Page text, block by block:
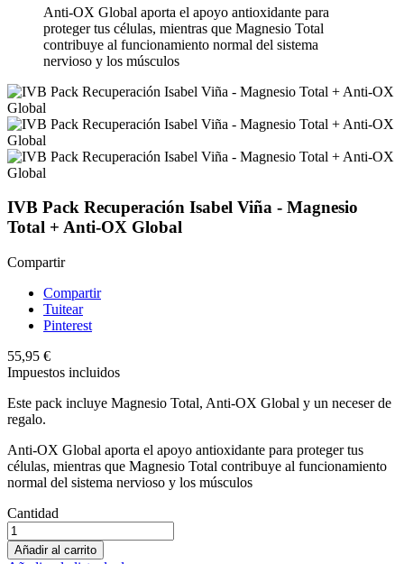
Anti-OX Global aporta el apoyo antioxidante para
proteger tus células, mientras que Magnesio Total
contribuye al funcionamiento normal del sistema
nervioso y los músculos
IVB Pack Recuperación Isabel Viña - Magnesio
Total + Anti-OX Global
Compartir
Compartir
Tuitear
Pinterest
55,95 €
Impuestos incluidos
Este pack incluye Magnesio Total, Anti-OX Global y un neceser de
regalo.
Anti-OX Global aporta el apoyo antioxidante para proteger tus
células, mientras que Magnesio Total contribuye al funcionamiento
normal del sistema nervioso y los músculos
Cantidad
Añadir al carrito